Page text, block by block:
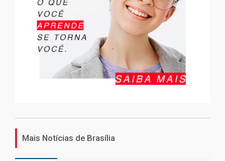
Mais Notícias de Brasília